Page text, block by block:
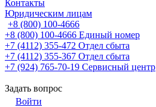
Контакты
Юридическим лицам
+8 (800) 100-4666
+8 (800) 100-4666 Единый номер
+7 (4112) 355-472 Отдел сбыта
+7 (4112) 355-367 Отдел сбыта
+7 (924) 765-70-19 Сервисный центр
Задать вопрос
Войти